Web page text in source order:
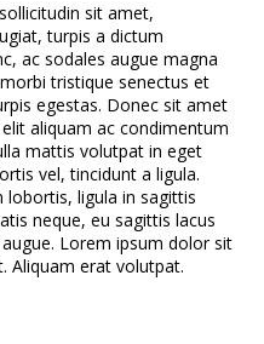
sit amet,
turpis a dictum
ac sodales augue magna
tristique senectus et
egestas. Donec sit amet
aliquam ac condimentum
mattis volutpat in eget
vel, tincidunt a ligula.
lobortis, ligula in sagittis
neque, eu sagittis lacus
Lorem ipsum dolor sit
Aliquam erat volutpat.